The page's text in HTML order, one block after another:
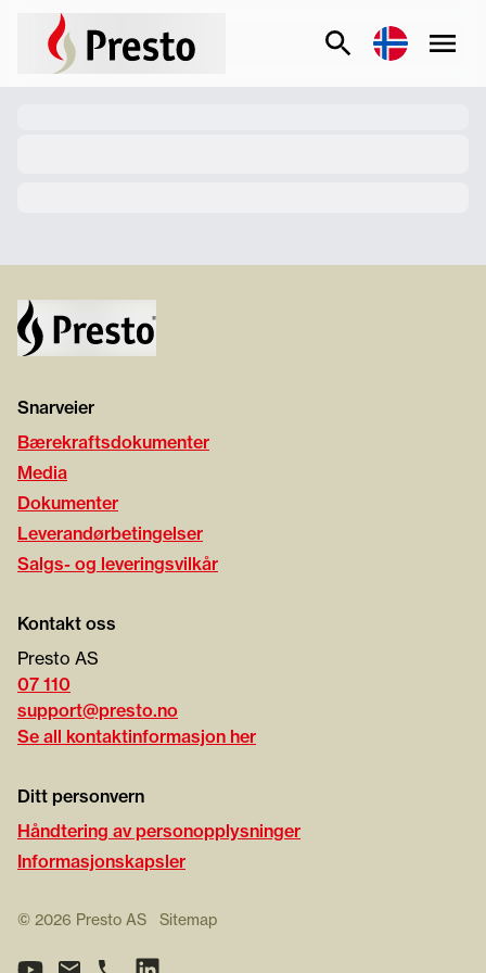
Snarveier
Bærekraftsdokumenter
Media
Dokumenter
Leverandørbetingelser
Salgs- og leveringsvilkår
Kontakt oss
Presto AS
07 110
support@presto.no
Se all kontaktinformasjon her
Ditt personvern
Håndtering av personopplysninger
Informasjonskapsler
© 2026 Presto AS Sitemap